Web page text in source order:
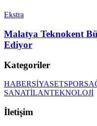
Ekstra
Malatya Teknokent
Ediyor
Kategoriler
HABERSİYASETSPOR
SANATİLANTEKNOLOJİ
İletişim